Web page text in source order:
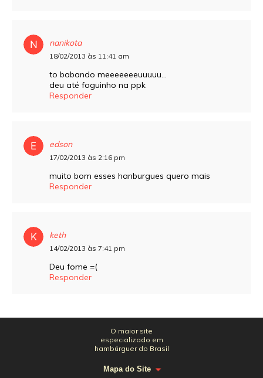
nanikota
18/02/2013 às 11:41 am
to babando meeeeeeeuuuuu…
deu até foguinho na ppk
Responder
edson
17/02/2013 às 2:16 pm
muito bom esses hanburgues quero mais
Responder
keth
14/02/2013 às 7:41 pm
Deu fome =(
Responder
O maior site
especializado em
hambúrguer do Brasil
Mapa do Site